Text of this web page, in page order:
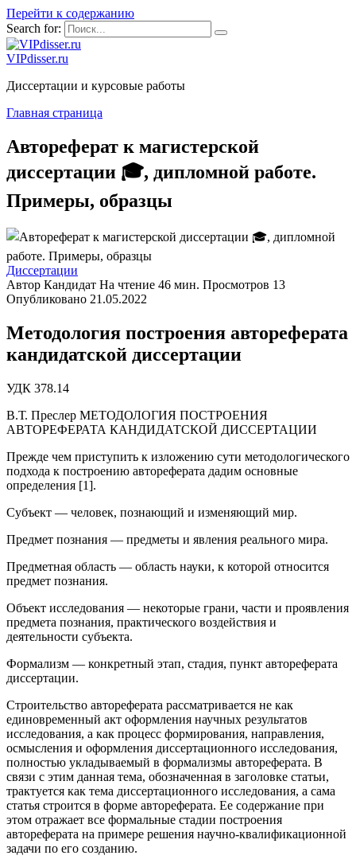
Перейти к содержанию
Search for:
VIPdisser.ru
Диссертации и курсовые работы
Главная страница
Автореферат к магистерской
диссертации 🎓, дипломной работе.
Примеры, образцы
Диссертации
Автор Кандидат На чтение 46 мин. Просмотров 13
Опубликовано 21.05.2022
Методология построения автореферата
кандидатской диссертации
УДК 378.14
В.Т. Преслер МЕТОДОЛОГИЯ ПОСТРОЕНИЯ
АВТОРЕФЕРАТА КАНДИДАТСКОЙ ДИССЕРТАЦИИ
Прежде чем приступить к изложению сути методологического
подхода к построению автореферата дадим основные
определения [1].
Субъект — человек, познающий и изменяющий мир.
Предмет познания — предметы и явления реального мира.
Предметная область — область науки, к которой относится
предмет познания.
Объект исследования — некоторые грани, части и проявления
предмета познания, практического воздействия и
деятельности субъекта.
Формализм — конкретный этап, стадия, пункт автореферата
диссертации.
Строительство автореферата рассматривается не как
единовременный акт оформления научных результатов
исследования, а как процесс формирования, направления,
осмысления и оформления диссертационного исследования,
полностью укладываемый в формализмы автореферата. В
связи с этим данная тема, обозначенная в заголовке статьи,
трактуется как тема диссертационного исследования, а сама
статья строится в форме автореферата. Ее содержание при
этом отражает все формальные стадии построения
автореферата на примере решения научно-квалификационной
задачи по его созданию.